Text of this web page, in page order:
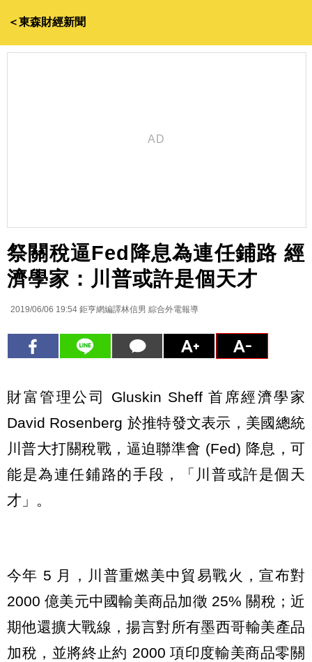
＜東森財經新聞
祭關稅逼Fed降息為連任鋪路 經
濟學家：川普或許是個天才
2019/06/06 19:54 鉅亨網編譯林信男 綜合外電報導
財富管理公司 Gluskin Sheff 首席經濟學家
David Rosenberg 於推特發文表示，美國總統
川普大打關稅戰，逼迫聯準會 (Fed) 降息，可
能是為連任鋪路的手段，「川普或許是個天
才」。
今年 5 月，川普重燃美中貿易戰火，宣布對
2000 億美元中國輸美商品加徵 25% 關稅；近
期他還擴大戰線，揚言對所有墨西哥輸美產品
加稅，並將終止約 2000 項印度輸美商品零關